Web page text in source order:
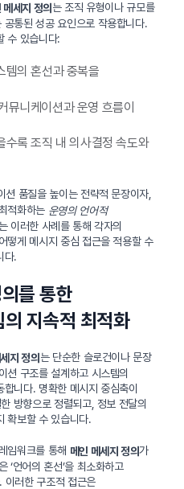
메세지 정의 는 조직 유형이나 규모를
통된 성공 요인으로 작용합니다.
수 있습니다:
템의 혼선과 중복을
뮤니케이션과 운영 흐름이
수록 조직 내 의사결정 속도와
션 품질을 높이는 전략적 문장이자,
적화하는 운영의 언어적
이러한 사례를 통해 각자의
떻게 메시지 중심 접근을 적용할 수
다.
를 통한
지속적 최적화
지 정의 는 단순한 슬로건이나 문장
션 구조를 설계하고 시스템의
니다. 명확한 메시지 중심축이
방향으로 정렬되고, 정보 전달의
확보할 수 있습니다.
임워크를 통해 메인 메세지 정의가
‘언어의 혼선’을 최소화하고
이러한 구조적 접근은